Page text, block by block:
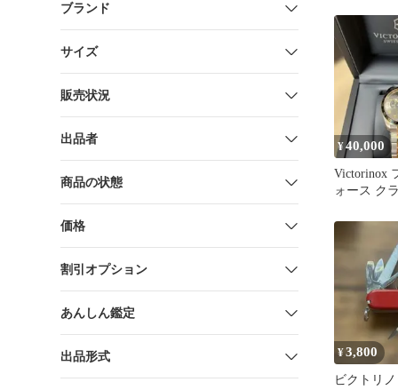
ブランド
サイズ
販売状況
出品者
商品の状態
価格
割引オプション
あんしん鑑定
出品形式
¥40,000
Victorinox
ォース ク
¥3,800
ビクトリ